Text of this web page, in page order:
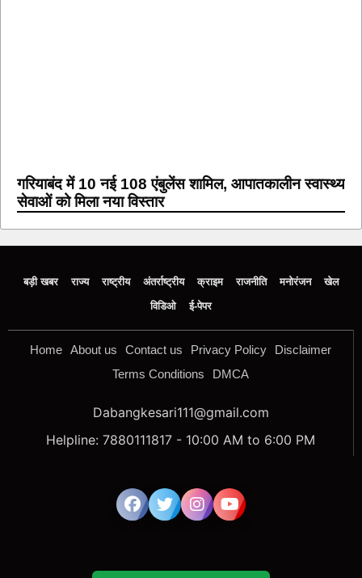
गरियाबंद में 10 नई 108 एंबुलेंस शामिल, आपातकालीन स्वास्थ्य
सेवाओं को मिला नया विस्तार
बड़ी खबर राज्य राष्ट्रीय अंतर्राष्ट्रीय क्राइम राजनीति मनोरंजन
खेल
विडिओ
ई-पेपर
Home About us Contact us Privacy Policy
Disclaimer
Terms Conditions
DMCA
Dabangkesari111@gmail.com
Helpline: 7880111817 - 10:00 AM to 6:00 PM